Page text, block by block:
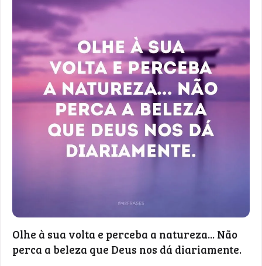
Olhe à sua volta e perceba a natureza... Não
perca a beleza que Deus nos dá diariamente.